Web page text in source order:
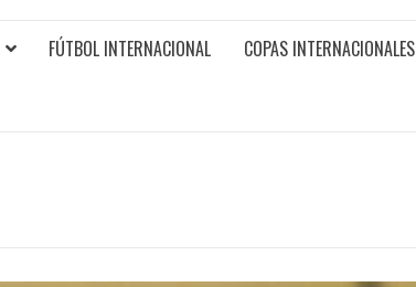
FÚTBOL INTERNACIONAL COPAS INTERNACIONALES